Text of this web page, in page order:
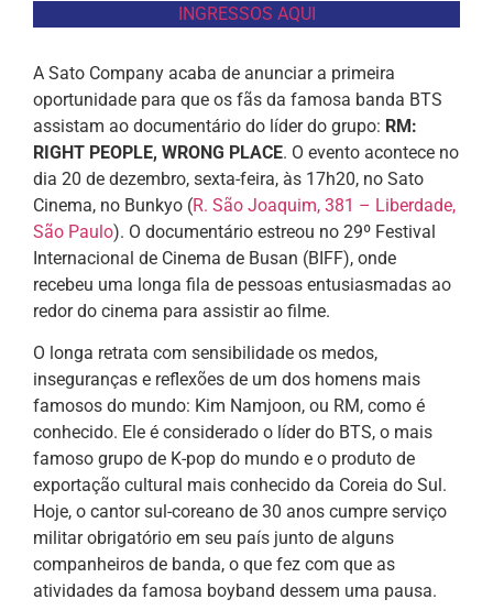
INGRESSOS AQUI
A Sato Company acaba de anunciar a primeira
oportunidade para que os fãs da famosa banda BTS
assistam ao documentário do líder do grupo: RM:
RIGHT PEOPLE, WRONG PLACE. O evento acontece no
dia 20 de dezembro, sexta-feira, às 17h20, no Sato
Cinema, no Bunkyo (R. São Joaquim, 381 – Liberdade,
São Paulo). O documentário estreou no 29º Festival
Internacional de Cinema de Busan (BIFF), onde
recebeu uma longa fila de pessoas entusiasmadas ao
redor do cinema para assistir ao filme.
O longa retrata com sensibilidade os medos,
inseguranças e reflexões de um dos homens mais
famosos do mundo: Kim Namjoon, ou RM, como é
conhecido. Ele é considerado o líder do BTS, o mais
famoso grupo de K-pop do mundo e o produto de
exportação cultural mais conhecido da Coreia do Sul.
Hoje, o cantor sul-coreano de 30 anos cumpre serviço
militar obrigatório em seu país junto de alguns
companheiros de banda, o que fez com que as
atividades da famosa boyband dessem uma pausa.